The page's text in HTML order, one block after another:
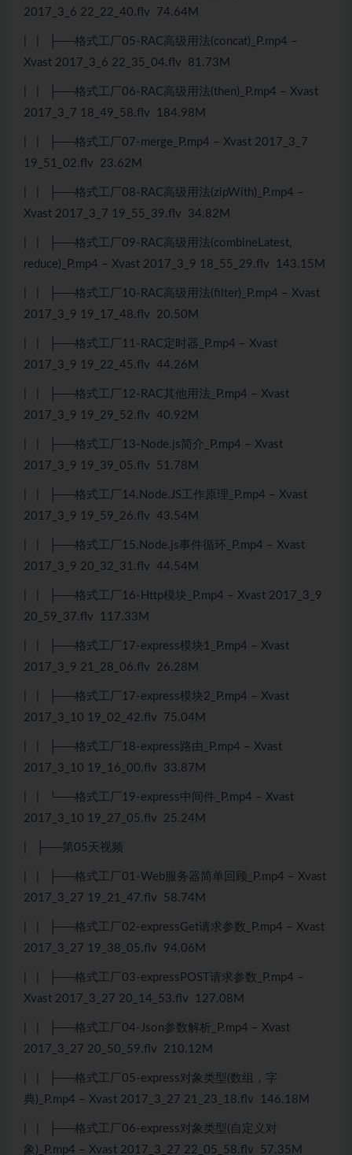
2017_3_6 22_22_40.flv 74.64M
| | ├──格式工厂05-RAC高级用法(concat)_P.mp4 –
Xvast 2017_3_6 22_35_04.flv 81.73M
| | ├──格式工厂06-RAC高级用法(then)_P.mp4 – Xvast
2017_3_7 18_49_58.flv 184.98M
| | ├──格式工厂07-merge_P.mp4 – Xvast 2017_3_7
19_51_02.flv 23.62M
| | ├──格式工厂08-RAC高级用法(zipWith)_P.mp4 –
Xvast 2017_3_7 19_55_39.flv 34.82M
| | ├──格式工厂09-RAC高级用法(combineLatest,
reduce)_P.mp4 – Xvast 2017_3_9 18_55_29.flv 143.15M
| | ├──格式工厂10-RAC高级用法(filter)_P.mp4 – Xvast
2017_3_9 19_17_48.flv 20.50M
| | ├──格式工厂11-RAC定时器_P.mp4 – Xvast
2017_3_9 19_22_45.flv 44.26M
| | ├──格式工厂12-RAC其他用法_P.mp4 – Xvast
2017_3_9 19_29_52.flv 40.92M
| | ├──格式工厂13-Node.js简介_P.mp4 – Xvast
2017_3_9 19_39_05.flv 51.78M
| | ├──格式工厂14.Node.JS工作原理_P.mp4 – Xvast
2017_3_9 19_59_26.flv 43.54M
| | ├──格式工厂15.Node.js事件循环_P.mp4 – Xvast
2017_3_9 20_32_31.flv 44.54M
| | ├──格式工厂16-Http模块_P.mp4 – Xvast 2017_3_9
20_59_37.flv 117.33M
| | ├──格式工厂17-express模块1_P.mp4 – Xvast
2017_3_9 21_28_06.flv 26.28M
| | ├──格式工厂17-express模块2_P.mp4 – Xvast
2017_3_10 19_02_42.flv 75.04M
| | ├──格式工厂18-express路由_P.mp4 – Xvast
2017_3_10 19_16_00.flv 33.87M
| | └──格式工厂19-express中间件_P.mp4 – Xvast
2017_3_10 19_27_05.flv 25.24M
| ├──第05天视频
| | ├──格式工厂01-Web服务器简单回顾_P.mp4 – Xvast
2017_3_27 19_21_47.flv 58.74M
| | ├──格式工厂02-expressGet请求参数_P.mp4 – Xvast
2017_3_27 19_38_05.flv 94.06M
| | ├──格式工厂03-expressPOST请求参数_P.mp4 –
Xvast 2017_3_27 20_14_53.flv 127.08M
| | ├──格式工厂04-Json参数解析_P.mp4 – Xvast
2017_3_27 20_50_59.flv 210.12M
| | ├──格式工厂05-express对象类型(数组，字
典)_P.mp4 – Xvast 2017_3_27 21_23_18.flv 146.18M
| | ├──格式工厂06-express对象类型(自定义对
象)_P.mp4 – Xvast 2017_3_27 22_05_58.flv 57.35M